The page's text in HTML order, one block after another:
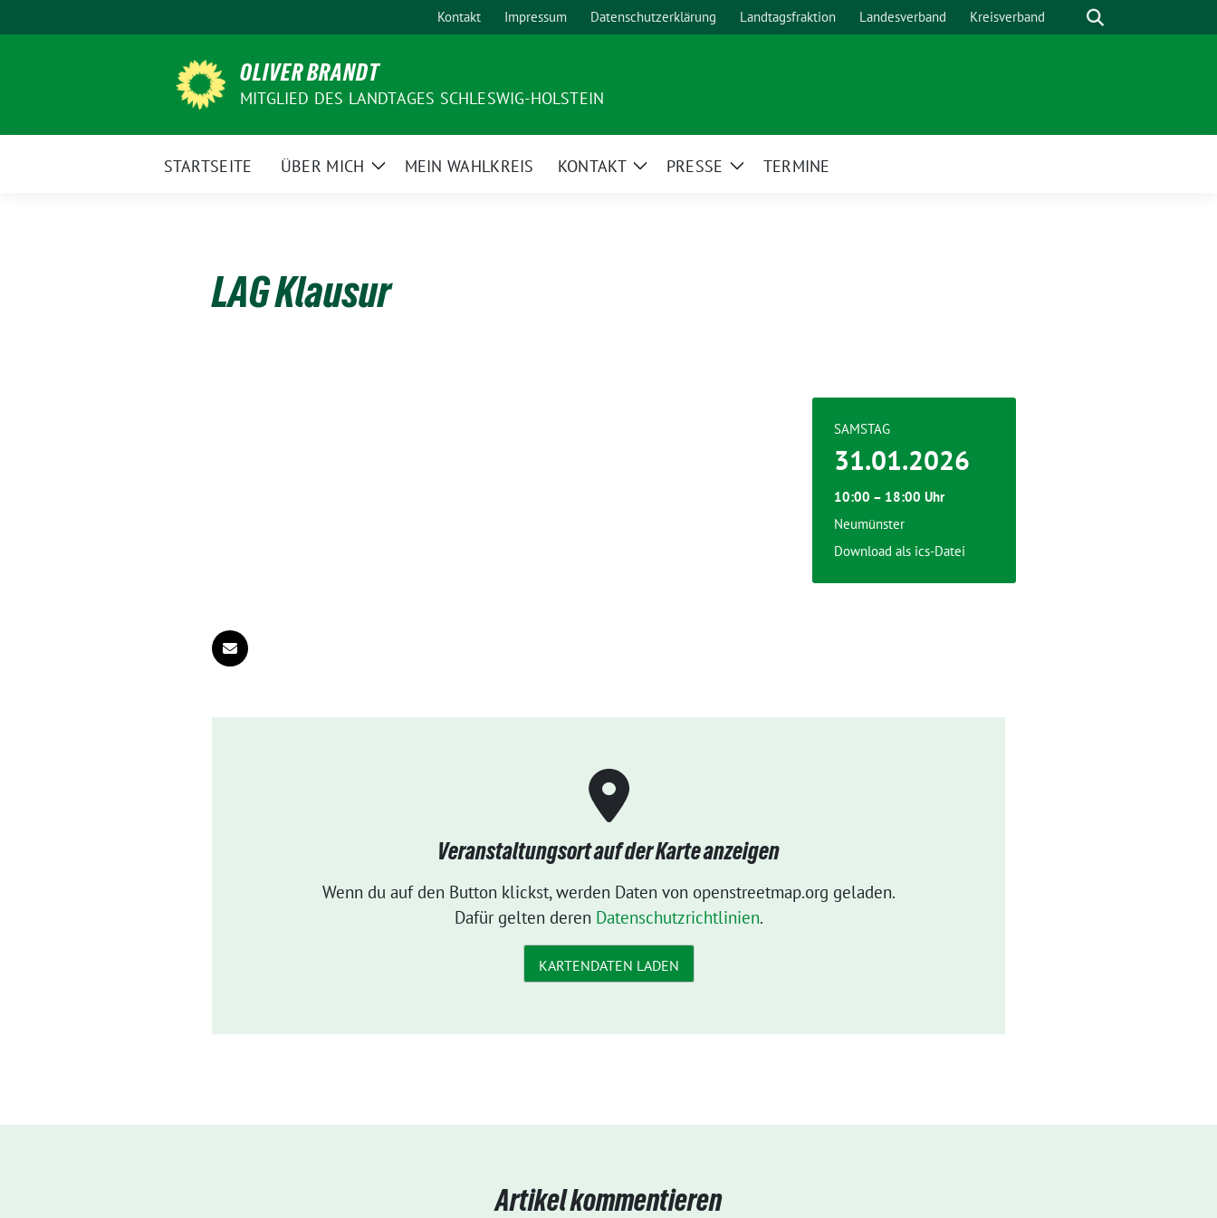
zum
Kontakt Impressum Datenschutzerklärung Landtagsfraktion Landesverband Kreisverband Suche
OLIVER BRANDT
MITGLIED DES LANDTAGES SCHLESWIG-HOLSTEIN
STARTSEITE ÜBER MICH
ZeigeMEIN WAHLKREIS KONTAKT
ZeigePRESSE
ZeigeTERMINE
LAG Klausur
SAMSTAG
31.01.2026
10:00 – 18:00 Uhr
Neumünster
Download als ics-Datei
Veranstaltungsort auf der Karte anzeigen
Wenn du auf den Button klickst, werden Daten von openstreetmap.org geladen.
Dafür gelten deren Datenschutzrichtlinien.
KARTENDATEN LADEN
Artikel kommentieren